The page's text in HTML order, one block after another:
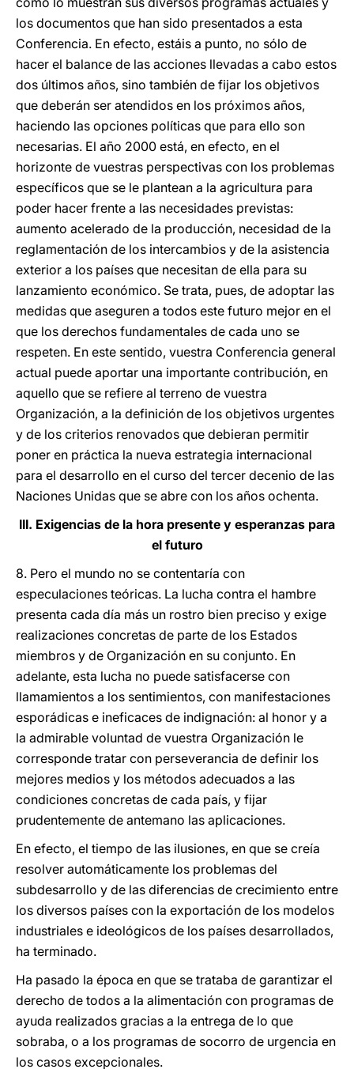
los documentos que han sido presentados a esta
Conferencia. En efecto, estáis a punto, no sólo de
hacer el balance de las acciones llevadas a cabo estos
dos últimos años, sino también de fijar los objetivos
que deberán ser atendidos en los próximos años,
haciendo las opciones políticas que para ello son
necesarias. El año 2000 está, en efecto, en el
horizonte de vuestras perspectivas con los problemas
específicos que se le plantean a la agricultura para
poder hacer frente a las necesidades previstas:
aumento acelerado de la producción, necesidad de la
reglamentación de los intercambios y de la asistencia
exterior a los países que necesitan de ella para su
lanzamiento económico. Se trata, pues, de adoptar las
medidas que aseguren a todos este futuro mejor en el
que los derechos fundamentales de cada uno se
respeten. En este sentido, vuestra Conferencia general
actual puede aportar una importante contribución, en
aquello que se refiere al terreno de vuestra
Organización, a la definición de los objetivos urgentes
y de los criterios renovados que debieran permitir
poner en práctica la nueva estrategia internacional
para el desarrollo en el curso del tercer decenio de las
Naciones Unidas que se abre con los años ochenta.
III. Exigencias de la hora presente y esperanzas para
el futuro
8. Pero el mundo no se contentaría con
especulaciones teóricas. La lucha contra el hambre
presenta cada día más un rostro bien preciso y exige
realizaciones concretas de parte de los Estados
miembros y de Organización en su conjunto. En
adelante, esta lucha no puede satisfacerse con
llamamientos a los sentimientos, con manifestaciones
esporádicas e ineficaces de indignación: al honor y a
la admirable voluntad de vuestra Organización le
corresponde tratar con perseverancia de definir los
mejores medios y los métodos adecuados a las
condiciones concretas de cada país, y fijar
prudentemente de antemano las aplicaciones.
En efecto, el tiempo de las ilusiones, en que se creía
resolver automáticamente los problemas del
subdesarrollo y de las diferencias de crecimiento entre
los diversos países con la exportación de los modelos
industriales e ideológicos de los países desarrollados,
ha terminado.
Ha pasado la época en que se trataba de garantizar el
derecho de todos a la alimentación con programas de
ayuda realizados gracias a la entrega de lo que
sobraba, o a los programas de socorro de urgencia en
los casos excepcionales.